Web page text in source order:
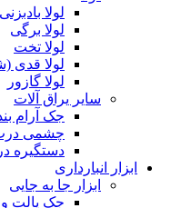
لولا بادبزنی
لولا برگی
لولا تخت
لولا قدی
لولا گازور
سایر یراق آلات
جک آرام
چشمی
دستگیره
ابزار انبارداری
ابزار جا به جایی
جک پالت و